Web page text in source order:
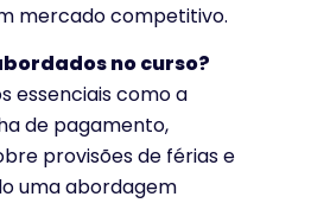
mercado competitivo.
no curso?
essenciais como a
de pagamento,
provisões de férias e
uma abordagem